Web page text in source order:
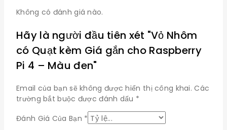
Không có đánh giá nào.
Hãy là người đầu tiên xét "Vỏ Nhôm
có Quạt kèm Giá gắn cho Raspberry
Pi 4 – Màu đen"
Email của bạn sẽ không được hiển thị công khai. Các
trường bắt buộc được đánh dấu *
Đánh Giá Của Bạn *